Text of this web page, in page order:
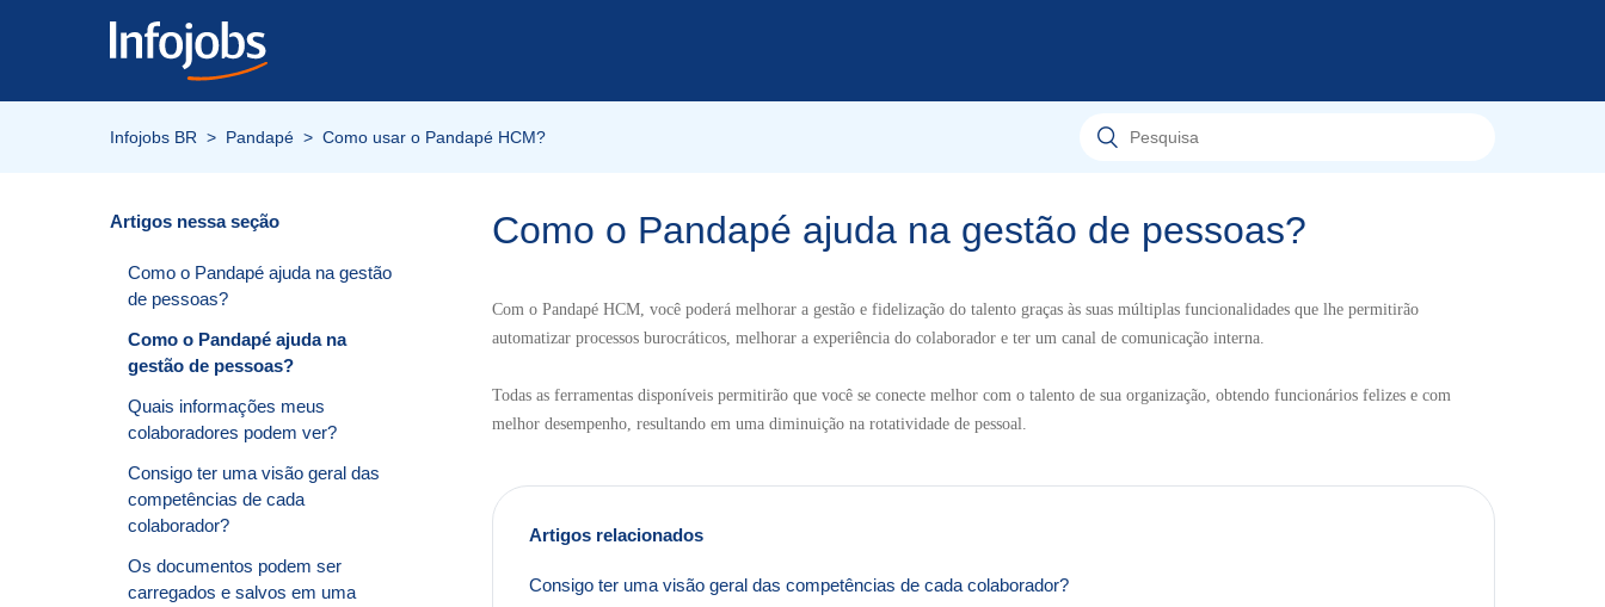
Infojobs BR Pandapé Como usar o Pandapé HCM?
Artigos nessa seção
Como o Pandapé ajuda na gestão
de pessoas?
Como o Pandapé ajuda na
gestão de pessoas?
Quais informações meus
colaboradores podem ver?
Consigo ter uma visão geral das
competências de cada
colaborador?
Os documentos podem ser
carregados e salvos em uma
Como o Pandapé ajuda na gestão de pessoas?
Com o Pandapé HCM, você poderá melhorar a gestão e fidelização do talento graças às suas múltiplas funcionalidades que lhe permitirão
automatizar processos burocráticos, melhorar a experiência do colaborador e ter um canal de comunicação interna.
Todas as ferramentas disponíveis permitirão que você se conecte melhor com o talento de sua organização, obtendo funcionários felizes e com
melhor desempenho, resultando em uma diminuição na rotatividade de pessoal.
Artigos relacionados
Consigo ter uma visão geral das competências de cada colaborador?